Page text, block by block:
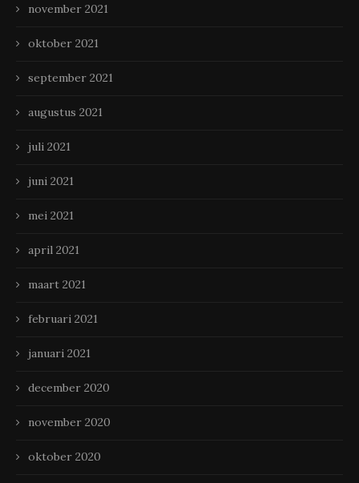
november 2021
oktober 2021
september 2021
augustus 2021
juli 2021
juni 2021
mei 2021
april 2021
maart 2021
februari 2021
januari 2021
december 2020
november 2020
oktober 2020